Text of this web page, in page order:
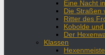
Eine Nacht
Die Straßen
Ritter des
Kobolde
Der
Klassen